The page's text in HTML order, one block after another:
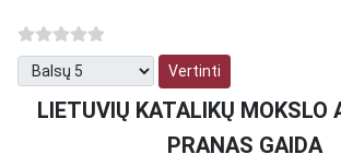
Prašome įvertinti
LIETUVIŲ KATALIKŲ MOKSLO
PRANAS GAIDA